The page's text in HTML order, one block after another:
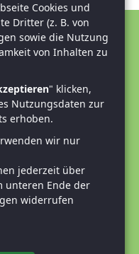
uns!
Cookies und
Dritter (z. B. von
sowie die Nutzung
von Inhalten zu
" klicken,
Nutzungsdaten zur
erhoben.
wir nur
jederzeit über
unteren Ende der
widerrufen